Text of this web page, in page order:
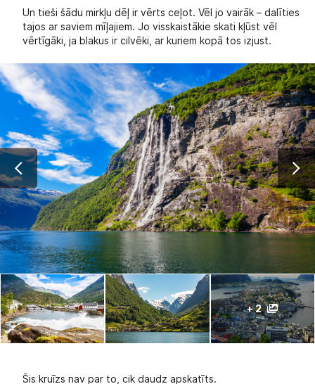
Un tieši šādu mirkļu dēļ ir vērts ceļot. Vēl jo vairāk – dalīties
tajos ar saviem mīļajiem. Jo visskaistākie skati kļūst vēl
vērtīgāki, ja blakus ir cilvēki, ar kuriem kopā tos izjust.
+ 2
Šis kruīzs nav par to, cik daudz apskatīts.